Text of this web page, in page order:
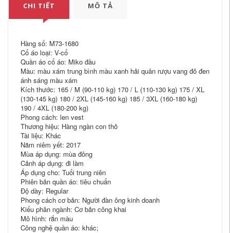
CHI TIẾT MÔ TẢ
Hàng số: M73-1680
Cổ áo loại: V-cổ
Quần áo cổ áo: Miko đầu
Màu: màu xám trung bình màu xanh hải quân rượu vang đỏ đen
ánh sáng màu xám
Kích thước: 165 / M (90-110 kg) 170 / L (110-130 kg) 175 / XL
(130-145 kg) 180 / 2XL (145-160 kg) 185 / 3XL (160-180 kg)
190 / 4XL (180-200 kg)
Phong cách: len vest
Thương hiệu: Hàng ngàn con thỏ
Tài liệu: Khác
Năm niêm yết: 2017
Mùa áp dụng: mùa đông
Cảnh áp dụng: đi làm
Áp dụng cho: Tuổi trung niên
Phiên bản quần áo: tiêu chuẩn
Độ dày: Regular
Phong cách cơ bản: Người đàn ông kinh doanh
Kiểu phân ngành: Cơ bản công khai
Mô hình: rắn màu
Công nghệ quần áo: khác;